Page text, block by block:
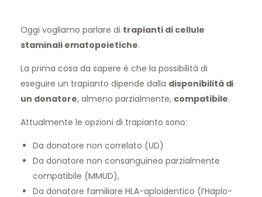
Oggi vogliamo parlare di trapianti di cellule
staminali ematopoietiche.
La prima cosa da sapere è che la possibilità di
eseguire un trapianto dipende dalla disponibilità di
un donatore, almeno parzialmente, compatibile.
Attualmente le opzioni di trapianto sono:
Da donatore non correlato (UD)
Da donatore non consanguineo parzialmente
compatibile (MMUD),
Da donatore familiare HLA-aploidentico (l’Haplo-